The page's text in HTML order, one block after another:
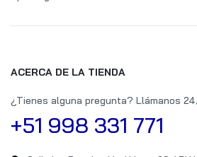
ACERCA DE LA TIENDA
¿Tienes alguna pregunta? Llámanos
+51 998 331 771